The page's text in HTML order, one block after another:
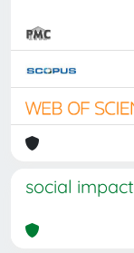
social impact